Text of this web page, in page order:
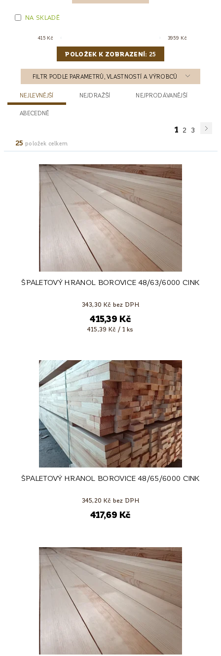
NA SKLADĚ
415 Kč 3959 Kč
POLOŽEK K ZOBRAZENÍ: 25
FILTR PODLE PARAMETRŮ, VLASTNOSTÍ A VÝROBCŮ
NEJLEVNĚJŠÍ NEJDRAŽŠÍ NEJPRODÁVANĚJŠÍ
ABECEDNĚ
1 2
3
25 položek celkem
ŠPALETOVÝ HRANOL BOROVICE 48/63/6000 CINK
343,30 Kč bez DPH
415,39 Kč
415,39 Kč / 1 ks
ŠPALETOVÝ HRANOL BOROVICE 48/65/6000 CINK
345,20 Kč bez DPH
417,69 Kč